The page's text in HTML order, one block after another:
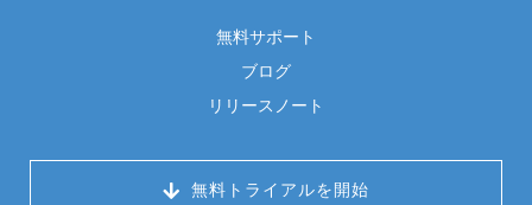
無料サポート
ブログ
リリースノート
無料トライアルを開始